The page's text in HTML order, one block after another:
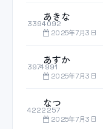
3394092
あきな
2025年7月3日
3974991
あすか
2025年7月3日
4222257
なつ
2025年7月3日